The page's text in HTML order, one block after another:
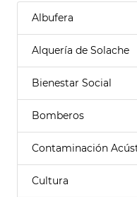
Albufera
Alquería de Solache
Bienestar Social
Bomberos
Contaminación
Cultura